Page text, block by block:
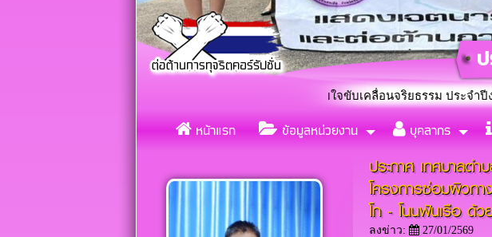
« แต่งตั้งคณะทำงานขับเคลื่อน
เทศบาลตำบลกุดกว้าง ร่วมใจขับเคลื่อนจริยธรรม ประจำปีงบประมาณ
หน้าแรก ข้อมูลหน่วยงาน บุคลากร
ประกาศ เทศบาลต
โครงการซ่อมผิวท
โก - โนนฟันเรือ ด้
ลงข่าว: 27/01/2569